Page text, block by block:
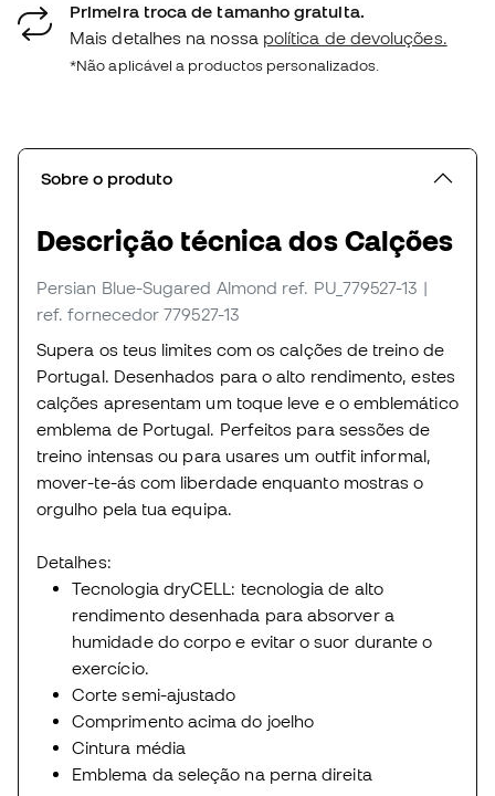
Primeira troca de tamanho gratuita.
Mais detalhes na nossa política de devoluções.
*Não aplicável a productos personalizados.
Sobre o produto
Descrição técnica dos Calções
Persian Blue-Sugared Almond ref. PU_779527-13 |
ref. fornecedor 779527-13
Supera os teus limites com os calções de treino de
Portugal. Desenhados para o alto rendimento, estes
calções apresentam um toque leve e o emblemático
emblema de Portugal. Perfeitos para sessões de
treino intensas ou para usares um outfit informal,
mover-te-ás com liberdade enquanto mostras o
orgulho pela tua equipa.
Detalhes:
Tecnologia dryCELL: tecnologia de alto
rendimento desenhada para absorver a
humidade do corpo e evitar o suor durante o
exercício.
Corte semi-ajustado
Comprimento acima do joelho
Cintura média
Emblema da seleção na perna direita